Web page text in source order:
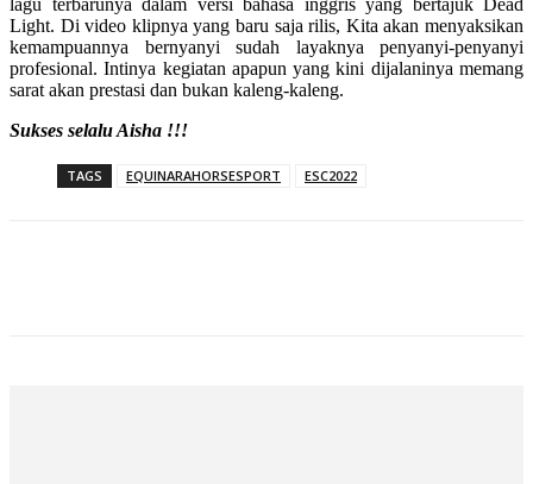
lagu terbarunya dalam versi bahasa inggris yang bertajuk Dead
Light. Di video klipnya yang baru saja rilis, Kita akan menyaksikan
kemampuannya bernyanyi sudah layaknya penyanyi-penyanyi
profesional. Intinya kegiatan apapun yang kini dijalaninya memang
sarat akan prestasi dan bukan kaleng-kaleng.
Sukses selalu Aisha !!!
TAGS EQUINARAHORSESPORT ESC2022